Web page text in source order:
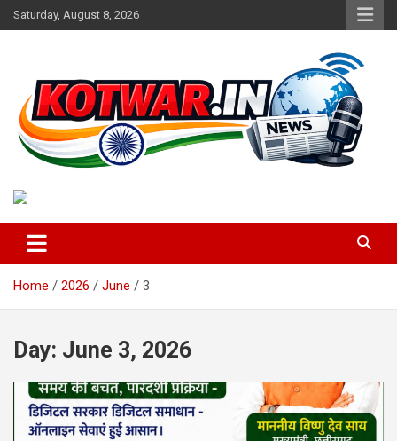
Skip
to
Saturday, August 8, 2026
kotwar.in
Home 2026 June 3
Day: June 3, 2026